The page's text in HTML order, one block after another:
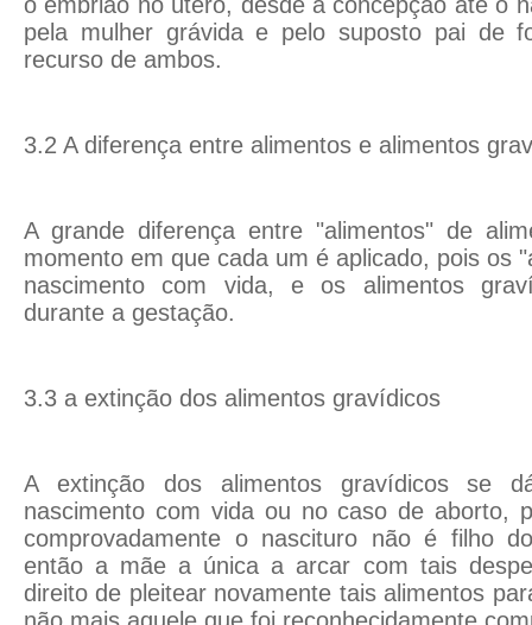
pela mulher grávida e pelo suposto pai de
recurso de ambos.
3.2 A diferença entre alimentos e alimentos
A grande diferença entre "alimentos" de
momento em que cada um é aplicado, pois os
nascimento com vida, e os alimentos
durante a gestação.
3.3 a extinção dos alimentos gravídicos
A extinção dos alimentos gravídicos se
nascimento com vida ou no caso de aborto,
comprovadamente o nascituro não é filho
então a mãe a única a arcar com tais
direito de pleitear novamente tais alimentos
não mais aquele que foi reconhecidamente